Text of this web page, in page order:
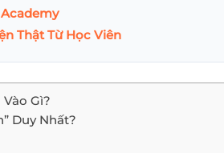
Academy
Thật Từ Học Viên
Gì?
Duy Nhất?